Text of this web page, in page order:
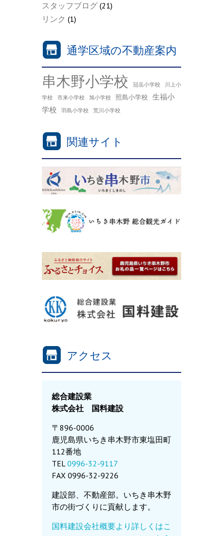
スタッフブログ (21)
リンク (1)
通学区域の不動産案内
串木野小学校 冠岳小学校
川上小
学校
市来小学校 旭小学校 照島小学校 生福小
学校
羽島小学校 荒川小学校
関連サイト
アクセス
総合建設業
株式会社 国料建設
〒896-0006
鹿児島県いちき串木野市東塩田町
112番地
TEL0996-32-9117
FAX 0996-32-9226
建設部、不動産部。いちき串木野
市の街づくりに貢献します。
国料建設会社概要より詳しくはこ